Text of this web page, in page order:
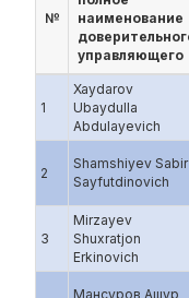
№
наименование
управляющего
1
Xaydarov
Ubaydulla
Abdulayevich
2
Shamshiyev Sabir
Sayfutdinovich
3
Mirzayev
Shuxratjon
Erkinovich
Мансуров Ашур